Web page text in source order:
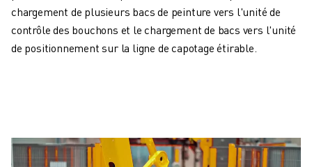
chargement de plusieurs bacs de peinture vers l'unité de
contrôle des bouchons et le chargement de bacs vers l'unité
de positionnement sur la ligne de capotage étirable.